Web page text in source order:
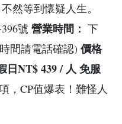
然等到懷疑人生。
號 營業時間： 下
間請電話確認) 價格
日NT$ 439 / 人 免服
，CP值爆表！難怪人